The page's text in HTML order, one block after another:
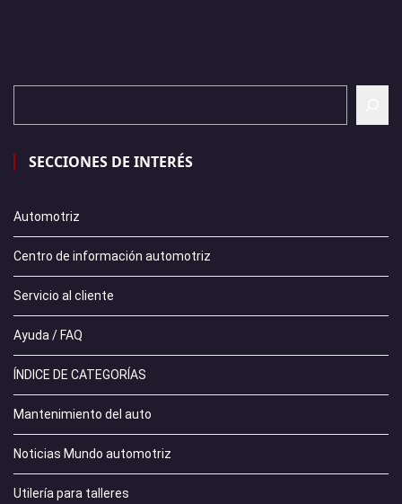
SECCIONES DE INTERÉS
Automotriz
Centro de información automotriz
Servicio al cliente
Ayuda / FAQ
ÍNDICE DE CATEGORÍAS
Mantenimiento del auto
Noticias Mundo automotriz
Utilería para talleres